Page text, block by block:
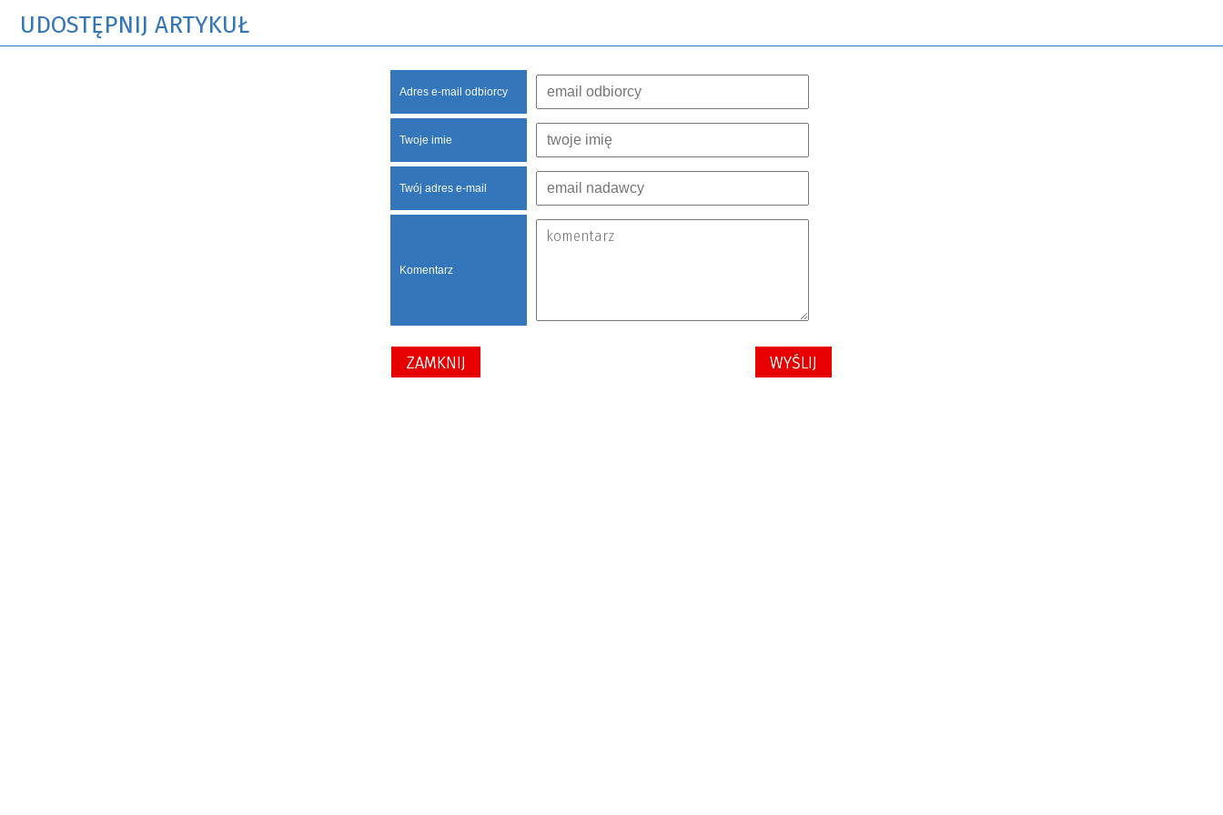
UDOSTĘPNIJ ARTYKUŁ
Adres e-mail odbiorcy
Twoje imie
Twój adres e-mail
Komentarz